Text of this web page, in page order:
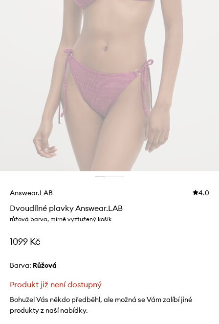
Answear.LAB 4.0
Dvoudílné plavky Answear.LAB
růžová barva, mírně vyztužený košík
1099 Kč
Barva: růžová
Produkt již není dostupný
Bohužel Vás někdo předběhl, ale možná se Vám zalíbí jiné
produkty z naší nabídky.